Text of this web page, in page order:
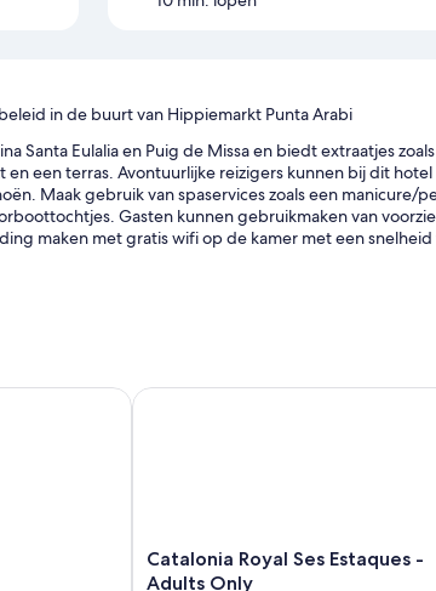
in de buurt van Hippiemarkt Punta Arabi
Santa Eulalia en Puig de Missa en biedt extraatjes
een terras. Avontuurlijke reizigers kunnen bij dit hotel
Maak gebruik van spaservices zoals een manicure/
Gasten kunnen gebruikmaken van
maken met gratis wifi op de kamer met een snelheid
(toeslag)
balkons.Catalonia
Royal
Catalonia Royal Ses Estaques -
Adults Only
Catalonia Royal Ses Estaques -